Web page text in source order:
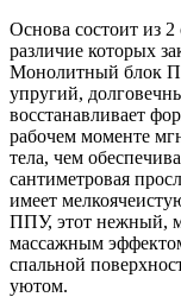
Основа состоит из 2
различие которых
Монолитный блок
упругий,
восстанавливает
рабочем моменте
тела, чем
сантиметровая
имеет
ППУ, этот нежный,
массажным
спальной
уютом.